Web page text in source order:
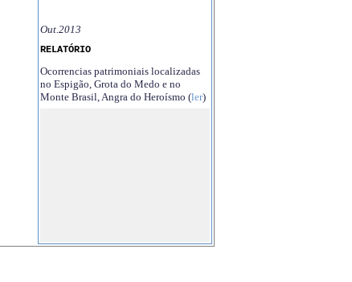
Out.2013
RELATÓRIO
Ocorrencias patrimoniais localizadas
no Espigão, Grota do Medo e no
Monte Brasil, Angra do Heroísmo (ler)